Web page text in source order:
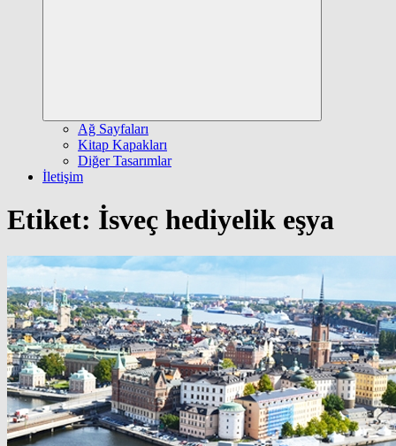
Ağ Sayfaları
Kitap Kapakları
Diğer Tasarımlar
İletişim
Etiket: İsveç hediyelik eşya